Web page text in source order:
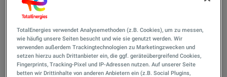
TotalEnergies verwendet Analysemethoden (z.B. Cookies), um zu messen,
wie häufig unsere Seiten besucht und wie sie genutzt werden. Wir
verwenden außerdem Trackingtechnologien zu Marketingzwecken und
setzen hierzu auch Drittanbieter ein, die ggf. geräteübergreifend Cookies,
Fingerprints, Tracking-Pixel und IP-Adressen nutzen. Auf unserer Seite
betten wir Drittinhalte von anderen Anbietern ein (z.B. Social Plugins,